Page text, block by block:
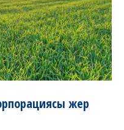
жер